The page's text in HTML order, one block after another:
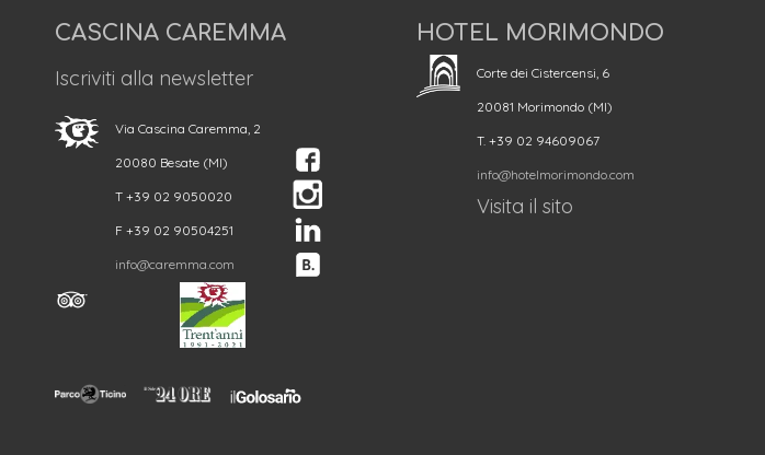
CASCINA CAREMMA
Iscriviti alla newsletter
Via Cascina Caremma, 2
20080 Besate (MI)
T +39 02 9050020
F +39 02 90504251
info@caremma.com
HOTEL MORIMONDO
Corte dei Cistercensi, 6
20081 Morimondo (MI)
T. +39 02 94609067
info@hotelmorimondo.com
Visita il sito